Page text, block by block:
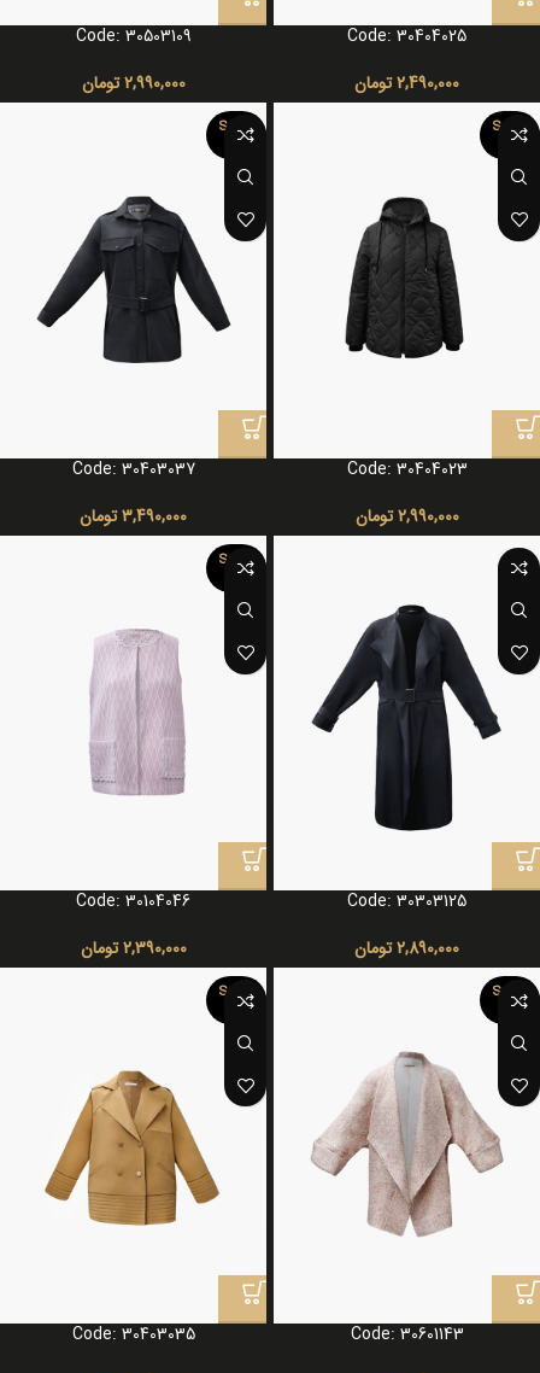
Code: 30404025
2,490,000تومان
Code: 30503109
2,990,000 تومان
SOLD
OUT
Code: 30404023
2,990,000 تومان
SOLD
OUT
Code: 30403037
3,490,000تومان
Code: 30303125
2,890,000تومان
SOLD
OUT
Code: 30104046
2,390,000 تومان
SOLD
OUT
Code: 30601143
SOLD
OUT
Code: 30403035